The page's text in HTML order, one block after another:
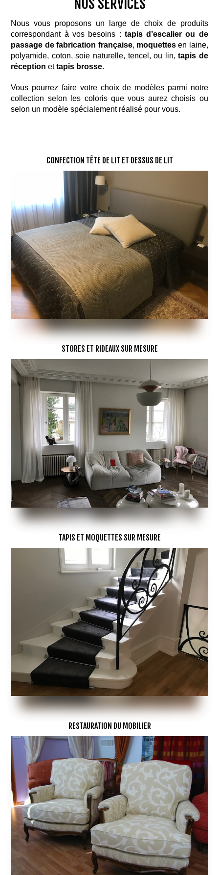
NOS SERVICES
Nous vous proposons un large de choix de produits
correspondant à vos besoins : tapis d’escalier ou de
passage de fabrication française, moquettesen laine,
polyamide, coton, soie naturelle, tencel, ou lin,tapis de
réception ettapis brosse.
Vous pourrez faire votre choix de modèles parmi notre
collection selon les coloris que vous aurez choisis ou
selon un modèle spécialement réalisé pour vous.
CONFECTION TÊTE DE LIT ET DESSUS DE LIT
STORES ET RIDEAUX SUR MESURE
TAPIS ET MOQUETTES SUR MESURE
RESTAURATION DU MOBILIER